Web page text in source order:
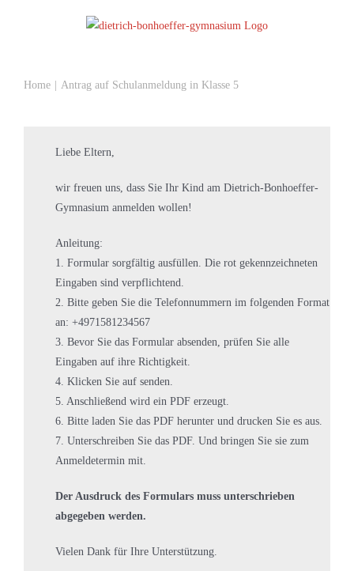
Home Antrag auf Schulanmeldung in Klasse 5
Liebe Eltern,
wir freuen uns, dass Sie Ihr Kind am Dietrich-Bonhoeffer-
Gymnasium anmelden wollen!
Anleitung:
1. Formular sorgfältig ausfüllen. Die rot gekennzeichneten
Eingaben sind verpflichtend.
2. Bitte geben Sie die Telefonnummern im folgenden Format
an: +4971581234567
3. Bevor Sie das Formular absenden, prüfen Sie alle
Eingaben auf ihre Richtigkeit.
4. Klicken Sie auf senden.
5. Anschließend wird ein PDF erzeugt.
6. Bitte laden Sie das PDF herunter und drucken Sie es aus.
7. Unterschreiben Sie das PDF. Und bringen Sie sie zum
Anmeldetermin mit.
Der Ausdruck des Formulars muss unterschrieben
abgegeben werden.
Vielen Dank für Ihre Unterstützung.